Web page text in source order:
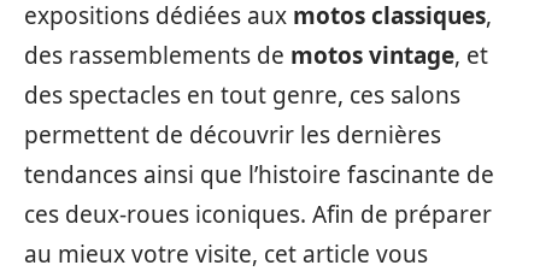
expositions dédiées aux motos classiques,
des rassemblements de motos vintage, et
des spectacles en tout genre, ces salons
permettent de découvrir les dernières
tendances ainsi que l’histoire fascinante de
ces deux-roues iconiques. Afin de préparer
au mieux votre visite, cet article vous